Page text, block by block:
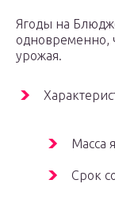
Ягоды на
одновременно,
урожая.
Масса
Срок